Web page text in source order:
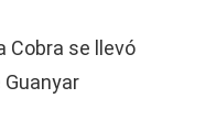
Cobra se llevó